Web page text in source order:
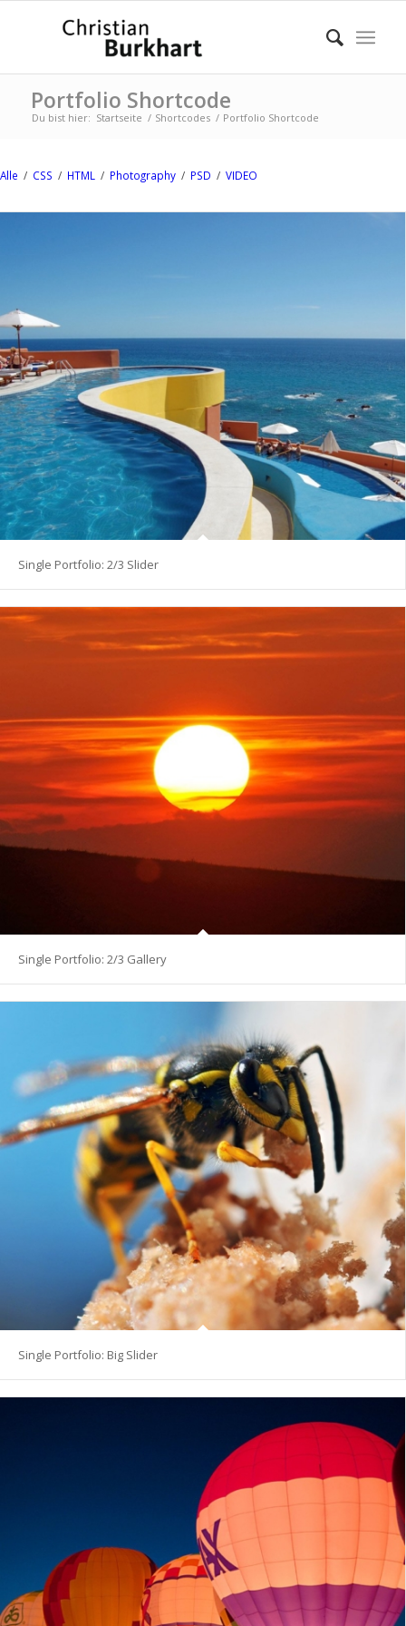
Portfolio Shortcode
Du bist hier: Startseite / Shortcodes / Portfolio Shortcode
Alle / CSS / HTML / Photography / PSD / VIDEO
Single Portfolio: 2/3 Slider
Single Portfolio: 2/3 Gallery
Single Portfolio: Big Slider